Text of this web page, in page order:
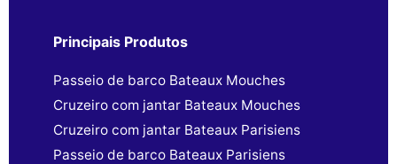
Principais Produtos
Passeio de barco Bateaux Mouches
Cruzeiro com jantar Bateaux Mouches
Cruzeiro com jantar Bateaux Parisiens
Passeio de barco Bateaux Parisiens